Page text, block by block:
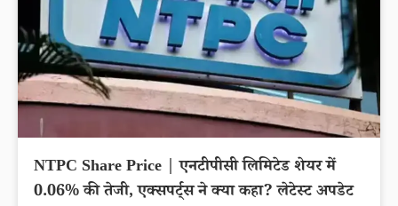
NTPC Share Price | एनटीपीसी लिमिटेड शेयर में
0.06% की तेजी, एक्सपर्ट्स ने क्या कहा? लेटेस्ट अपडेट